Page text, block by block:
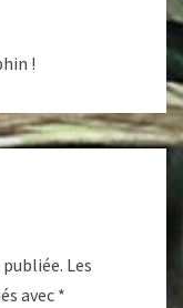
!
Les
avec *